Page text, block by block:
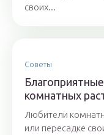
своих...
Советы
комнатных
Любители
или пересадке